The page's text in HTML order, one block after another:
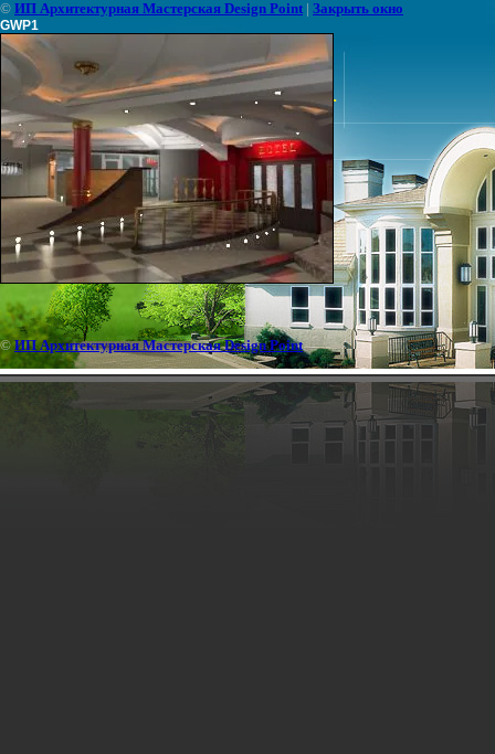
© ИП Архитектурная Мастерская Design Point | Закрыть окно
GWP1
©ИП Архитектурная Мастерская Design Point